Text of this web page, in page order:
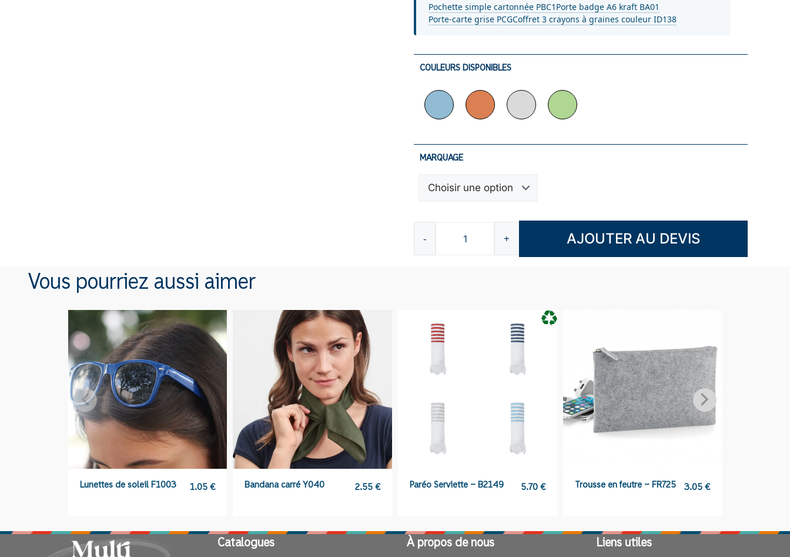
Pochette simple cartonnée PBC1 Porte badge A6 kraft BA01
Porte-carte grise PCGCoffret 3 crayons à graines couleur ID138
COULEURS DISPONIBLES
MARQUAGE
-
quantité
de
+ AJOUTER AU DEVIS
Vous pourriez aussi aimer
Lunettes de soleil F1003 1.05€ Bandana carré Y040 2.55 € Paréo Serviette – B2149 5.70 € Trousse en feutre – FR725 3.05€
Catalogues À propos de nous Liens utiles